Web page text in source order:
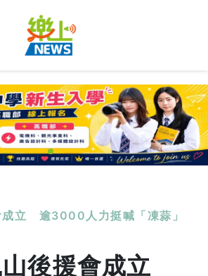
成立 逾3000人力挺喊「凍蒜」
後援會成立